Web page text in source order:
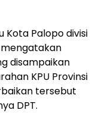
Kota Palopo divisi
disampaikan
KPU Provinsi
tersebut
DPT.